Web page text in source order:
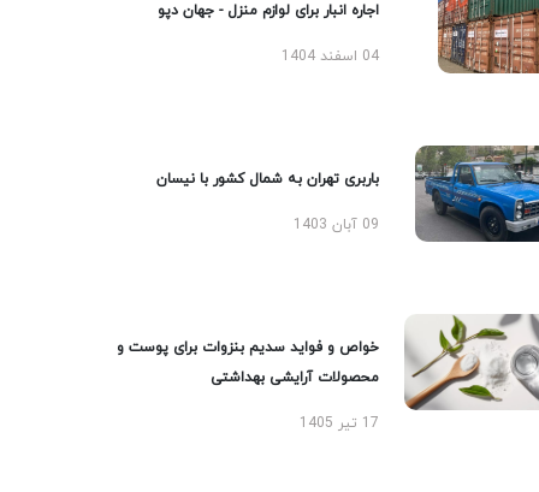
اجاره انبار برای لوازم منزل - جهان دپو
04 اسفند 1404
باربری تهران به شمال کشور با نیسان
09 آبان 1403
خواص و فواید سدیم بنزوات برای پوست و
محصولات آرایشی بهداشتی
17 تیر 1405